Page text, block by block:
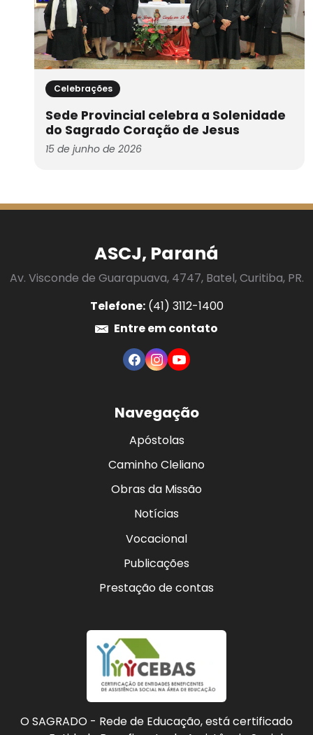
Celebrações
Sede Provincial celebra a Solenidade
do Sagrado Coração de Jesus
15 de junho de 2026
ASCJ, Paraná
Av. Visconde de Guarapuava, 4747, Batel, Curitiba, PR.
Telefone:(41) 3112-1400
Entre em contato
Navegação
Apóstolas
Caminho Cleliano
Obras da Missão
Notícias
Vocacional
Publicações
Prestação de contas
O SAGRADO - Rede de Educação, está certificado